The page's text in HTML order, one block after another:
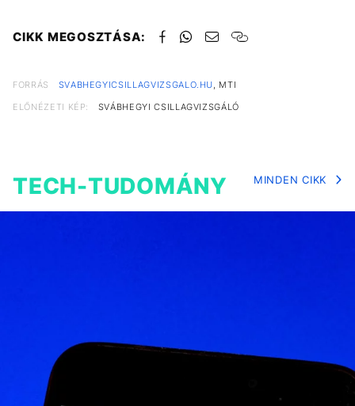
CIKK MEGOSZTÁSA:
FORRÁS SVABHEGYICSILLAGVIZSGALO.HU, MTI
ELŐNÉZETI KÉP:
SVÁBHEGYI CSILLAGVIZSGÁLÓ
TECH-TUDOMÁNY MINDEN CIKK